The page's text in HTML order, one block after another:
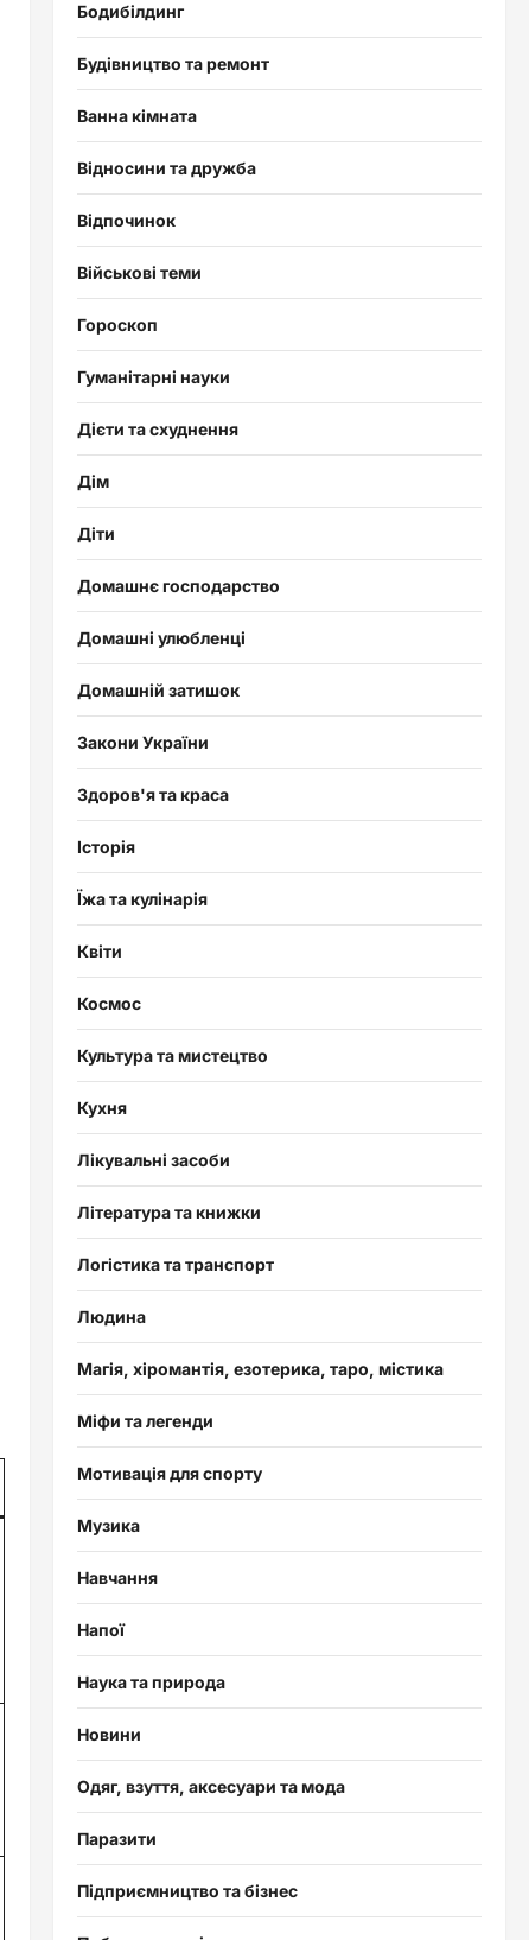
Бодибілдинг
Будівництво та ремонт
Ванна кімната
Відносини та дружба
Відпочинок
Військові теми
Гороскоп
Гуманітарні науки
Дієти та схуднення
Дім
Діти
Домашнє господарство
Домашні улюбленці
Домашній затишок
Закони України
Здоров'я та краса
Історія
Їжа та кулінарія
Квіти
Космос
Культура та мистецтво
Кухня
Лікувальні засоби
Література та книжки
Логістика та транспорт
Людина
Магія, хіромантія, езотерика, таро, містика
Міфи та легенди
Мотивація для спорту
Музика
Навчання
Напої
Наука та природа
Новини
Одяг, взуття, аксесуари та мода
Паразити
Підприємництво та бізнес